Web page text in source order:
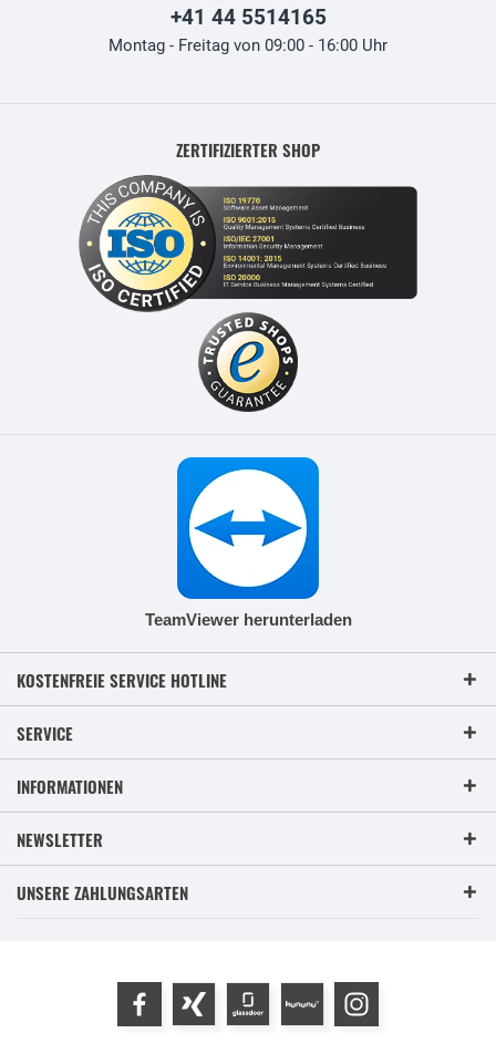
+41 44 5514165
Montag - Freitag von 09:00 - 16:00 Uhr
ZERTIFIZIERTER SHOP
TeamViewer herunterladen
KOSTENFREIE SERVICE HOTLINE
SERVICE
INFORMATIONEN
NEWSLETTER
UNSERE ZAHLUNGSARTEN